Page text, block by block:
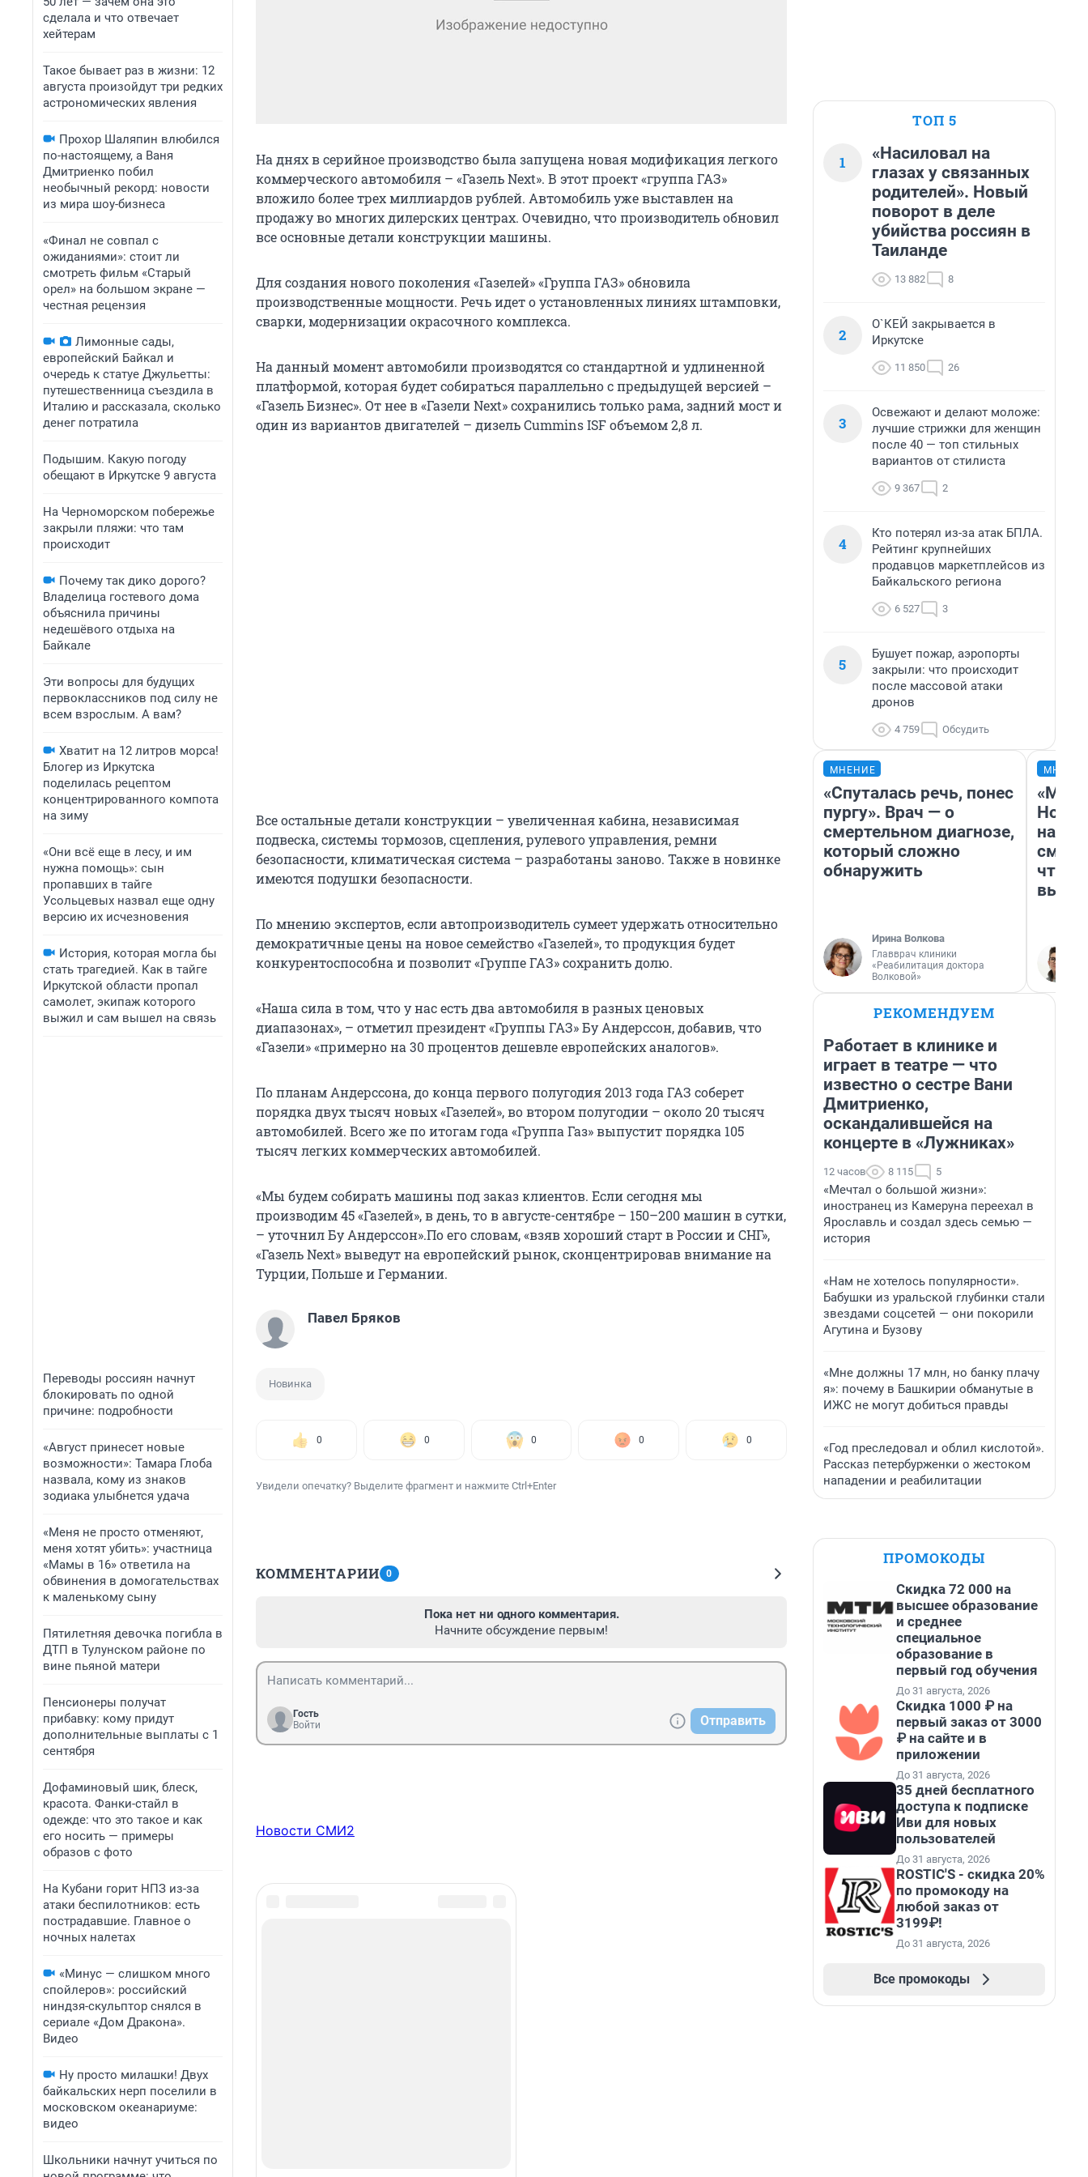
сделала и что отвечает
хейтерам
Такое бывает раз в жизни: 12
августа произойдут три редких
астрономических явления
Прохор Шаляпин влюбился
по-настоящему, а Ваня
Дмитриенко побил
необычный рекорд: новости
из мира шоу-бизнеса
«Финал не совпал с
ожиданиями»: стоит ли
смотреть фильм «Старый
орел» на большом экране —
честная рецензия
Лимонные сады,
европейский Байкал и
очередь к статуе Джульетты:
путешественница съездила в
Италию и рассказала, сколько
денег потратила
Подышим. Какую погоду
обещают в Иркутске 9 августа
На Черноморском побережье
закрыли пляжи: что там
происходит
Почему так дико дорого?
Владелица гостевого дома
объяснила причины
недешёвого отдыха на
Байкале
Эти вопросы для будущих
первоклассников под силу не
всем взрослым. А вам?
Хватит на 12 литров морса!
Блогер из Иркутска
поделилась рецептом
концентрированного компота
на зиму
«Они всё еще в лесу, и им
нужна помощь»: сын
пропавших в тайге
Усольцевых назвал еще одну
версию их исчезновения
История, которая могла бы
стать трагедией. Как в тайге
Иркутской области пропал
самолет, экипаж которого
выжил и сам вышел на связь
Переводы россиян начнут
блокировать по одной
причине: подробности
«Август принесет новые
возможности»: Тамара Глоба
назвала, кому из знаков
зодиака улыбнется удача
«Меня не просто отменяют,
меня хотят убить»: участница
«Мамы в 16» ответила на
обвинения в домогательствах
к маленькому сыну
Пятилетняя девочка погибла в
ДТП в Тулунском районе по
вине пьяной матери
Пенсионеры получат
прибавку: кому придут
дополнительные выплаты с 1
сентября
Дофаминовый шик, блеск,
красота. Фанки-стайл в
одежде: что это такое и как
его носить — примеры
образов с фото
На Кубани горит НПЗ из-за
атаки беспилотников: есть
пострадавшие. Главное о
ночных налетах
«Минус — слишком много
спойлеров»: российский
ниндзя-скульптор снялся в
сериале «Дом Дракона».
Видео
Ну просто милашки! Двух
байкальских нерп поселили в
московском океанариуме:
видео
Школьники начнут учиться по
На днях в серийное производство была запущена новая модификация легкого
коммерческого автомобиля – «Газель Next». В этот проект «группа ГАЗ»
вложило более трех миллиардов рублей. Автомобиль уже выставлен на
продажу во многих дилерских центрах. Очевидно, что производитель обновил
все основные детали конструкции машины.
Для создания нового поколения «Газелей» «Группа ГАЗ» обновила
производственные мощности. Речь идет о установленных линиях штамповки,
сварки, модернизации окрасочного комплекса.
На данный момент автомобили производятся со стандартной и удлиненной
платформой, которая будет собираться параллельно с предыдущей версией –
«Газель Бизнес». От нее в «Газели Next» сохранились только рама, задний мост и
один из вариантов двигателей – дизель Cummins ISF объемом 2,8 л.
Все остальные детали конструкции – увеличенная кабина, независимая
подвеска, системы тормозов, сцепления, рулевого управления, ремни
безопасности, климатическая система – разработаны заново. Также в новинке
имеются подушки безопасности.
По мнению экспертов, если автопроизводитель сумеет удержать относительно
демократичные цены на новое семейство «Газелей», то продукция будет
конкурентоспособна и позволит «Группе ГАЗ» сохранить долю.
«Наша сила в том, что у нас есть два автомобиля в разных ценовых
диапазонах», – отметил президент «Группы ГАЗ» Бу Андерссон, добавив, что
«Газели» «примерно на 30 процентов дешевле европейских аналогов».
По планам Андерссона, до конца первого полугодия 2013 года ГАЗ соберет
порядка двух тысяч новых «Газелей», во втором полугодии – около 20 тысяч
автомобилей. Всего же по итогам года «Группа Газ» выпустит порядка 105
тысяч легких коммерческих автомобилей.
«Мы будем собирать машины под заказ клиентов. Если сегодня мы
производим 45 «Газелей», в день, то в августе-сентябре – 150–200 машин в сутки,
– уточнил Бу Андерссон».По его словам, «взяв хороший старт в России и СНГ»,
«Газель Next» выведут на европейский рынок, сконцентрировав внимание на
Турции, Польше и Германии.
Павел Бряков
Новинка
0 0 0 0 0
Увидели опечатку? Выделите фрагмент и нажмите Ctrl+Enter
КОММЕНТАРИИ 0
Пока нет ни одного комментария.
Начните обсуждение первым!
Гость
Войти
Отправить
Новости СМИ2
ТОП 5
1
«Насиловал на
глазах у связанных
родителей». Новый
поворот в деле
убийства россиян в
Таиланде
13 882 8
2
О`КЕЙ закрывается в
Иркутске
11 850 26
3
Освежают и делают моложе:
лучшие стрижки для женщин
после 40 — топ стильных
вариантов от стилиста
9 367 2
4
Кто потерял из-за атак БПЛА.
Рейтинг крупнейших
продавцов маркетплейсов из
Байкальского региона
6 527 3
5
Бушует пожар, аэропорты
закрыли: что происходит
после массовой атаки
дронов
4 759 Обсудить
МНЕНИЕ
«Спуталась речь, понес
пургу». Врач — о
смертельном диагнозе,
который сложно
обнаружить
Ирина Волкова
Главврач клиники
«Реабилитация доктора
Волковой»
«Мы
РЕКОМЕНДУЕМ
Работает в клинике и
играет в театре — что
известно о сестре Вани
Дмитриенко,
оскандалившейся на
концерте в «Лужниках»
12 часов 8 115 5
«Мечтал о большой жизни»:
иностранец из Камеруна переехал в
Ярославль и создал здесь семью —
история
«Нам не хотелось популярности».
Бабушки из уральской глубинки стали
звездами соцсетей — они покорили
Агутина и Бузову
«Мне должны 17 млн, но банку плачу
я»: почему в Башкирии обманутые в
ИЖС не могут добиться правды
«Год преследовал и облил кислотой».
Рассказ петербурженки о жестоком
нападении и реабилитации
ПРОМОКОДЫ
Скидка 72 000 на
высшее образование
и среднее
специальное
образование в
первый год обучения
До 31 августа, 2026
Скидка 1000 ₽ на
первый заказ от 3000
₽ на сайте и в
приложении
До 31 августа, 2026
35 дней бесплатного
доступа к подписке
Иви для новых
пользователей
До 31 августа, 2026
ROSTIC'S - скидка 20%
по промокоду на
любой заказ от
3199₽!
До 31 августа, 2026
Все промокоды